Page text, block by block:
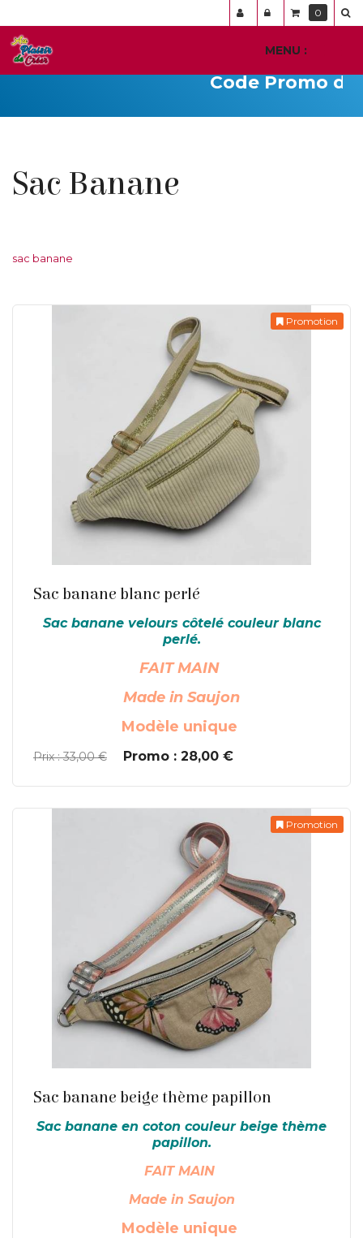
MENU :
Code Promo du
Sac Banane
sac banane
Promotion
Sac banane blanc perlé
Sac banane velours côtelé couleur blanc
perlé.
FAIT MAIN
Made in Saujon
Modèle unique
Prix : 33,00 € Promo : 28,00 €
Promotion
Sac banane beige thème papillon
Sac banane en coton couleur beige thème
papillon.
FAIT MAIN
Made in Saujon
Modèle unique
En savoir plus
0